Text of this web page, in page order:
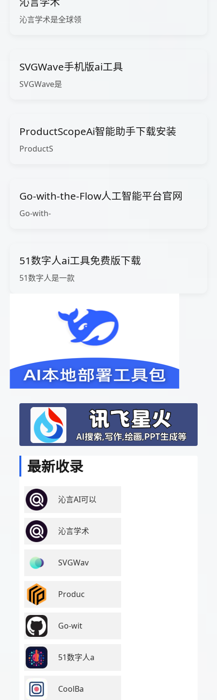
沁言学术是全球领
SVGWave手机版ai工具
SVGWave是
ProductScopeAi智能助手下载安装
ProductS
Go-with-the-Flow人工智能平台官网
Go-with-
51数字人ai工具免费版下载
51数字人是一款
最新收录
沁言AI可以
沁言学术
SVGWav
Produc
Go-wit
51数字人a
CoolBa